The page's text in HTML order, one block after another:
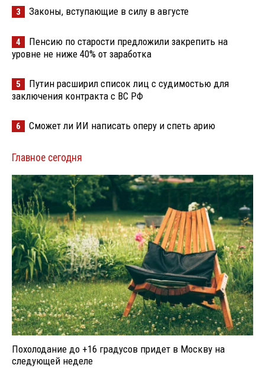
3 Законы, вступающие в силу в августе
4
Пенсию по старости предложили закрепить на
уровне не ниже 40% от заработка
5
Путин расширил список лиц с судимостью для
заключения контракта с ВС РФ
6 Сможет ли ИИ написать оперу и спеть арию
Главное сегодня
Похолодание до +16 градусов придет в Москву на
следующей неделе